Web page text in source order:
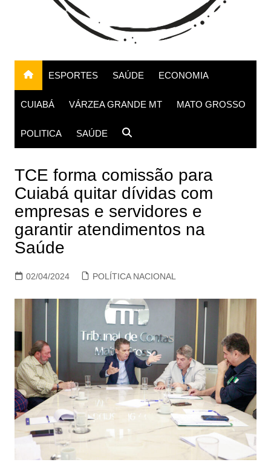
ESPORTES SAÚDE ECONOMIA
CUIABÁ VÁRZEA GRANDE MT MATO GROSSO
POLITICA SAÚDE
TCE forma comissão para
Cuiabá quitar dívidas com
empresas e servidores e
garantir atendimentos na
Saúde
02/04/2024 POLÍTICA NACIONAL